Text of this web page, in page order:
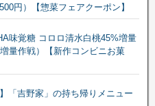
円）【惣菜フェアクーポン】
味覚糖 コロロ清水白桃45%増量
増量作戦）【新作コンビニお菓
「吉野家」の持ち帰りメニュー